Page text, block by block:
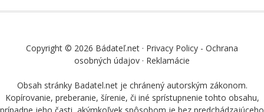
Copyright © 2026 Bádateľ.net · Privacy Policy - Ochrana
osobných údajov · Reklamácie
Obsah stránky Badatel.net je chránený autorským zákonom.
Kopírovanie, preberanie, šírenie, či iné sprístupnenie tohto obsahu,
prípadne jeho časti, akýmkoľvek spôsobom je bez predchádzajúceho